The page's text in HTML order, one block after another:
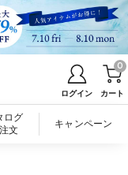
ログイン カート
0
ログ
文
キャンペーン